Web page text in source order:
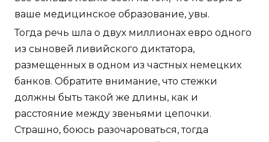
ваше медицинское образование, увы.
Тогда речь шла о двух миллионах евро одного
из сыновей ливийского диктатора,
размещенных в одном из частных немецких
банков. Обратите внимание, что стежки
должны быть такой же длины, как и
расстояние между звеньями цепочки.
Страшно, боюсь разочароваться, тогда